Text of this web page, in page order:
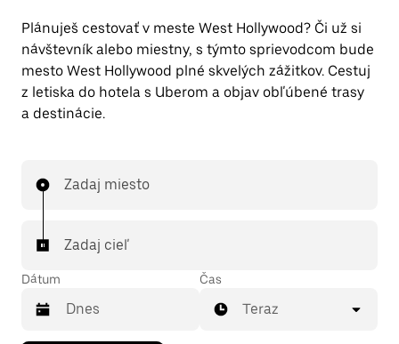
Plánuješ cestovať v meste West Hollywood? Či už si
návštevník alebo miestny, s týmto sprievodcom bude
mesto West Hollywood plné skvelých zážitkov. Cestuj
z letiska do hotela s Uberom a objav obľúbené trasy
a destinácie.
Zadaj miesto
Zadaj cieľ
Dátum Čas
Teraz